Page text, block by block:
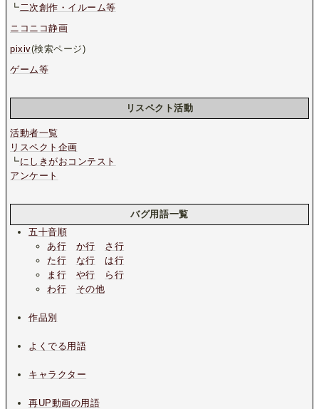
┗二次創作・イルーム等
ニコニコ静画
pixiv(検索ページ)
ゲーム等
リスペクト活動
活動者一覧
リスペクト企画
┗にしきがおコンテスト
アンケート
バグ用語一覧
五十音順
あ行
か行
さ行
た行
な行
は行
ま行
や行
ら行
わ行
その他
作品別
よくでる用語
キャラクター
再UP動画の用語